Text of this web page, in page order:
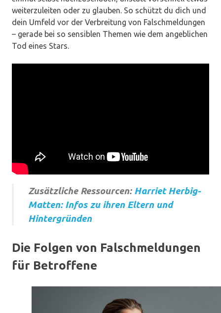
weiterzuleiten oder zu glauben. So schützt du dich und
dein Umfeld vor der Verbreitung von Falschmeldungen
– gerade bei so sensiblen Themen wie dem angeblichen
Tod eines Stars.
Zusätzliche Ressourcen: Harriet Herbig-
Matten: Infos zu ihren Eltern und
Hintergründen
Die Folgen von Falschmeldungen
für Betroffene